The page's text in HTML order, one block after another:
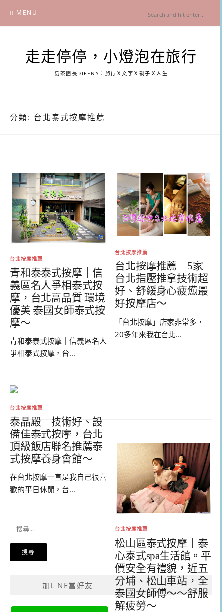
content
MENU
走走停停，小燈泡在旅行
奶茶團長DIFENY：旅行Ｘ文字Ｘ親子Ｘ人生
分類: 台北泰式按摩推薦
台北按摩推薦
青和泰泰式按摩｜信
義區名人爭相泰式按
摩，台北高品質 環境
優美 泰國女師泰式按
摩～
青和泰泰式按摩｜信義區名人
爭相泰式按摩，台...
台北按摩推薦
台北按摩推薦｜5家
台北指壓推拿技術超
好、舒緩身心疲憊最
好按摩店～
「台北按摩」店家非常多，
20多年來我在台北...
台北按摩推薦
泰晶殿｜技術好、設
備佳泰式按摩，台北
頂級飯店聯名推薦泰
式按摩養身會館～
在台北按摩一直是我自己很喜
歡的平日休閒，台...
台北按摩推薦
松山區泰式按摩｜泰
心泰式spa生活館。平
價安全有禮貌，近五
分埔、松山車站，全
泰國女師傅～～舒服
解疲勞～
關
加LINE當好友